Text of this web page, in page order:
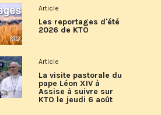
Article
Les reportages d'été
2026 de KTO
Article
La visite pastorale du
pape Léon XIV à
Assise à suivre sur
KTO le jeudi 6 août